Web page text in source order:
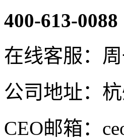
400-613-0088
在线客服：
公司地址：
CEO邮箱：